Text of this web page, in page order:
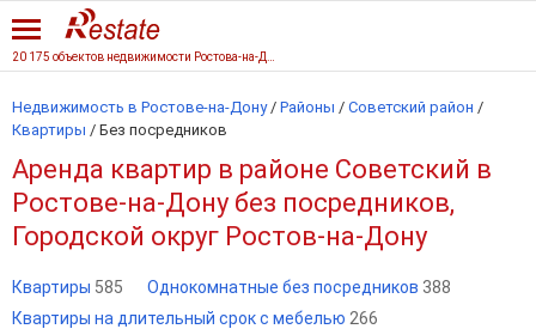
Недвижимость в Ростове-на-Дону / Районы / Советский район /
Квартиры / Без посредников
Аренда квартир в районе Советский в
Ростове-на-Дону без посредников,
Городской округ Ростов-на-Дону
Квартиры 585 Однокомнатные без посредников 388
Квартиры на длительный срок с мебелью 266